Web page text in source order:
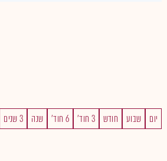
יום שבוע חודש 3 חוד' 6 חוד' שנה 3 שנים